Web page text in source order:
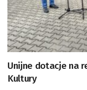
Unijne dotacje na
Kultury